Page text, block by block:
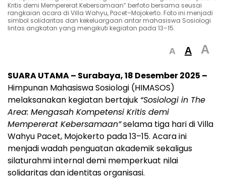
Kritis demi Mempererat Kebersamaan” berfoto bersama seusai
rangkaian acara di Villa Wahyu, Pacet–Mojokerto. Foto ini menjadi
simbol solidaritas dan kekeluargaan antar mahasiswa Sosiologi
lintas angkatan yang mengikuti kegiatan pada 13–15.
A A A
SUARA UTAMA – Surabaya, 18 Desember 2025 –
Himpunan Mahasiswa Sosiologi (HIMASOS)
melaksanakan kegiatan bertajuk “Sosiologi in The
Area: Mengasah Kompetensi Kritis demi
Mempererat Kebersamaan”selama tiga hari di Villa
Wahyu Pacet, Mojokerto pada 13–15. Acara ini
menjadi wadah penguatan akademik sekaligus
silaturahmi internal demi memperkuat nilai
solidaritas dan identitas organisasi.